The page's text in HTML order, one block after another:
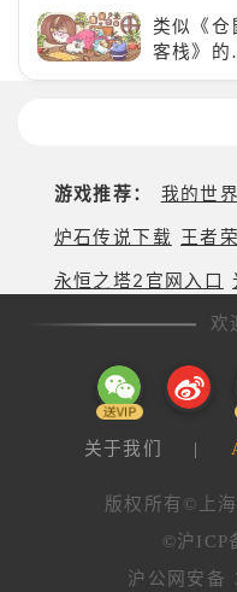
魄的忍者
旅
类似《仓
客栈》的
宠类游戏
游戏推荐： 我的世
炉石传说下载 王者
永恒之塔2官网入口
欢
关于我们 |
版权所有©上
©沪ICP
沪公网安备